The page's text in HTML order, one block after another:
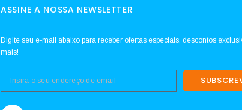
ASSINE A NOSSA NEWSLETTER
Digite seu e-mail abaixo para receber ofertas especiais, descontos
mais!